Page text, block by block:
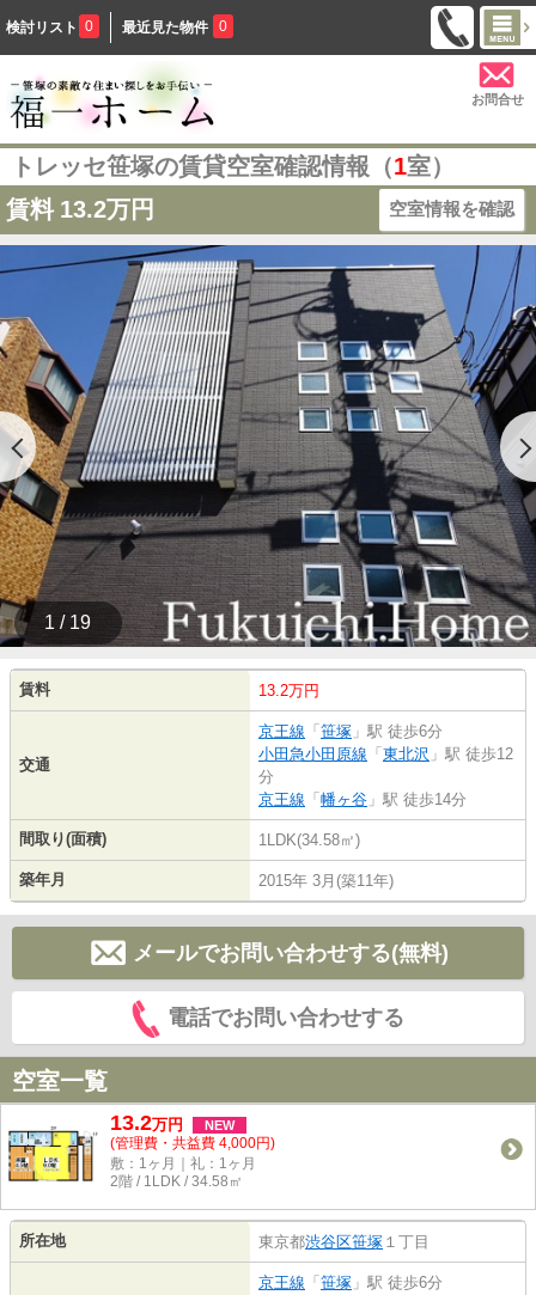
検討リスト 0 最近見た物件 0
お問合せ
トレッセ笹塚の賃貸空室確認情報（1室）
賃料 13.2万円 空室情報を確認
1 / 19
賃料 13.2万円
交通
京王線 「 笹塚 」駅 徒歩6分
小田急小田原線 「 東北沢 」駅 徒歩12
分
京王線 「 幡ヶ谷 」駅 徒歩14分
間取り(面積) 1LDK(34.58㎡)
築年月 2015年 3月(築11年)
メールでお問い合わせする(無料)
電話でお問い合わせする
空室一覧
13.2万円 NEW
(管理費・共益費 4,000円)
敷：1ヶ月｜礼：1ヶ月
2階 / 1LDK / 34.58㎡
所在地 東京都渋谷区笹塚 １丁目
京王線 「 笹塚 」駅 徒歩6分